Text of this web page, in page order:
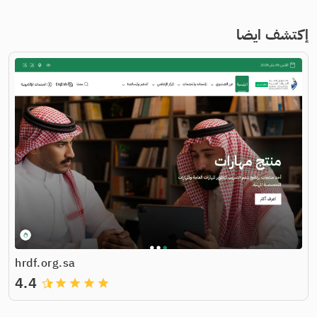
إكتشف ايضا
hrdf.org.sa
grade
grade
grade
grade
4.4